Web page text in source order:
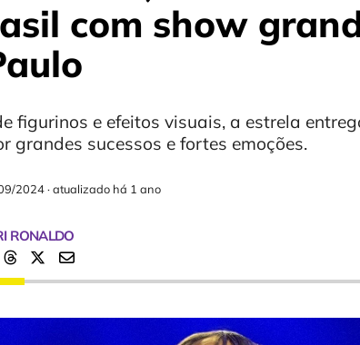
com show
figurinos e efeitos visuais, a estrela
grandes sucessos e fortes emoções.
2024·atualizado há 1 ano
RONALDO